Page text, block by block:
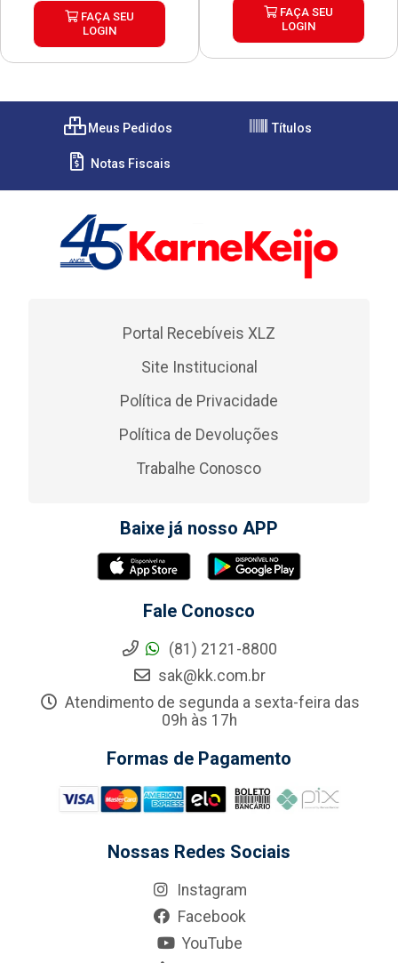
FAÇA SEU
LOGIN
FAÇA SEU
LOGIN
Meus Pedidos Títulos
Notas Fiscais
Portal Recebíveis XLZ
Site Institucional
Política de Privacidade
Política de Devoluções
Trabalhe Conosco
Baixe já nosso APP
Fale Conosco
(81) 2121-8800
sak@kk.com.br
Atendimento de segunda a sexta-feira das
09h às 17h
Formas de Pagamento
Nossas Redes Sociais
Instagram
Facebook
YouTube